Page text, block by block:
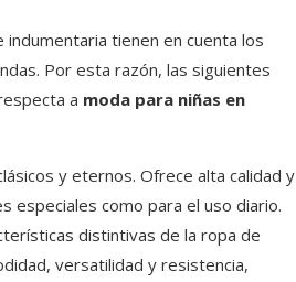
tienen en cuenta los
Por esta razón, las siguientes
a moda para niñas en
y eternos. Ofrece alta calidad y
especiales como para el uso diario.
distintivas de la ropa de
versatilidad y resistencia,